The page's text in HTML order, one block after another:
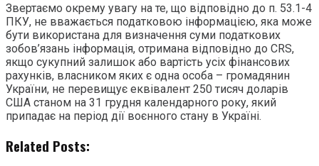
Звертаємо окрему увагу на те, що відповідно до п. 53.1-4
ПКУ, не вважається податковою інформацією, яка може
бути використана для визначення суми податкових
зобов’язань інформація, отримана відповідно до CRS,
якщо сукупний залишок або вартість усіх фінансових
рахунків, власником яких є одна особа – громадянин
України, не перевищує еквівалент 250 тисяч доларів
США станом на 31 грудня календарного року, який
припадає на період дії воєнного стану в Україні.
Related Posts: